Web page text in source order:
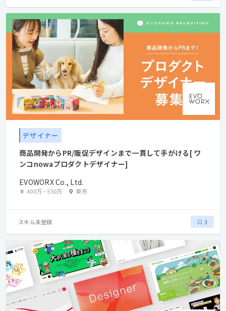
デザイナー
商品開発からPR/販促デザインまで一貫して手がける[ ワ
ンコnowaプロダクトデザイナー]
EVOWORX Co., Ltd.
400万~550万 東京
スキル未登録 3